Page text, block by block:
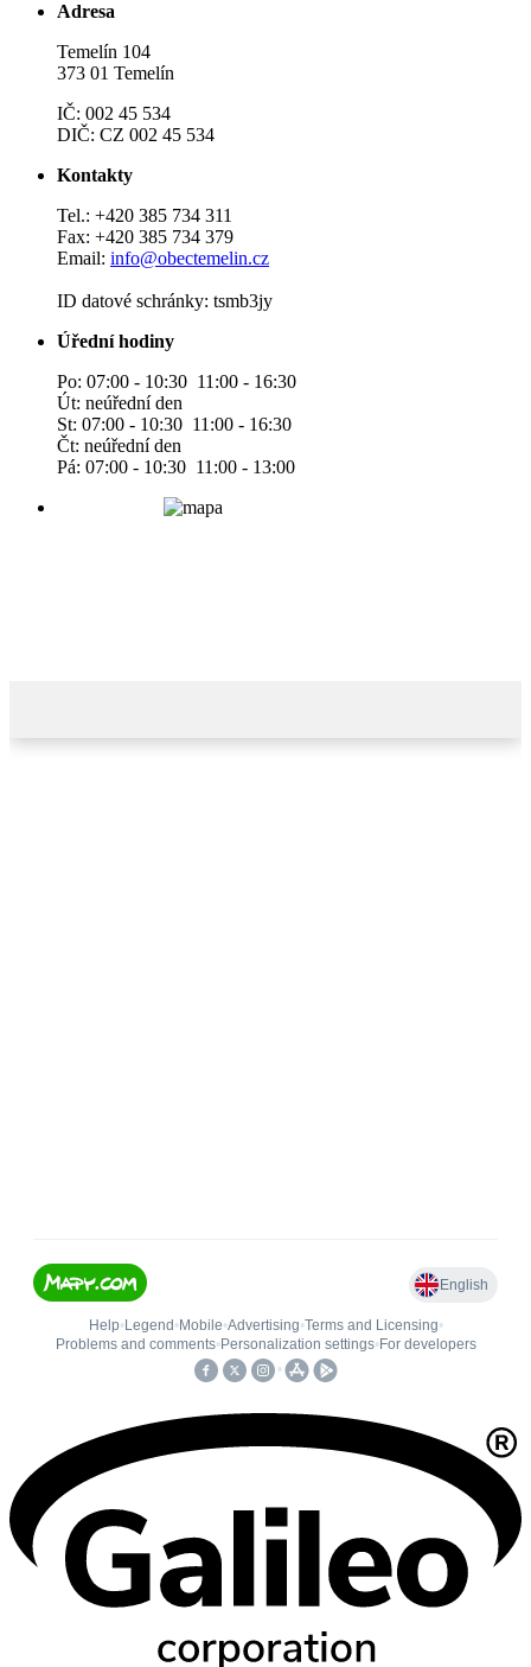
Adresa
Temelín 104
373 01 Temelín
IČ: 002 45 534
DIČ: CZ 002 45 534
Kontakty
Tel.: +420 385 734 311
Fax: +420 385 734 379
Email: info@obectemelin.cz
ID datové schránky: tsmb3jy
Úřední hodiny
Po: 07:00 - 10:30 11:00 - 16:30
Út: neúřední den
St: 07:00 - 10:30 11:00 - 16:30
Čt: neúřední den
Pá: 07:00 - 10:30 11:00 - 13:00